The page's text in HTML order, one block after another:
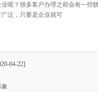
呢？很多客户办理之前会有一些
泛，只要是企业就可
04-22]
象